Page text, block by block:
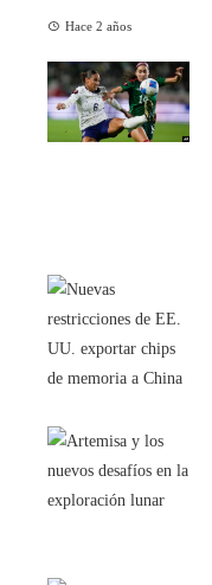
Hace 2 años